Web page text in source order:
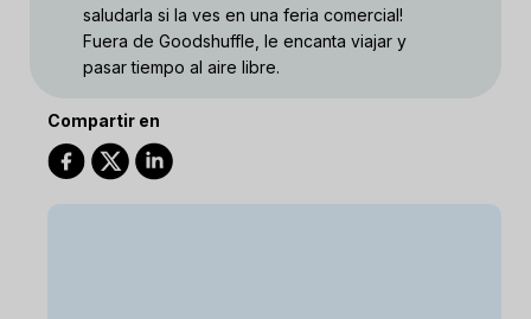
saludarla si la ves en una feria comercial!
Fuera de Goodshuffle, le encanta viajar y
pasar tiempo al aire libre.
Compartir en